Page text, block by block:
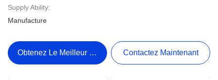
Supply Ability:
Manufacture
Obtenez Le Meilleur Prix Contactez Maintenant